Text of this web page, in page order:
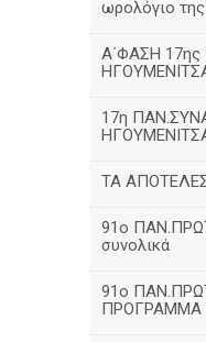
ωρολόγιο
Α΄ΦΑΣΗ
17η
ΤΑ
91ο
συνολικά
91ο
ΠΡΟΓΡΑΜΜΑ